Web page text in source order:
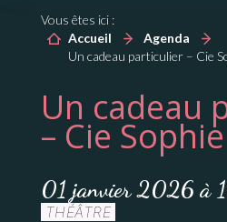
Vous êtes ici :
Accueil
Agenda
Un cadeau particulier – Cie
Un cadeau
– Cie Sophie
01 janvier 2026 à
THÉÂTRE